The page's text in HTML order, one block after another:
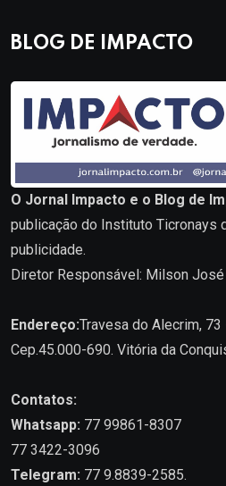
BLOG DE IMPACTO
O Jornal Impacto e o Blog de
publicação do Instituto Ticronays
publicidade.
Diretor Responsável: Milson
Endereço:Travesa do Alecrim, 73
Cep.45.000-690. Vitória da
Contatos:
Whatsapp: 77 99861-8307
77 3422-3096
Telegram: 77 9.8839-2585.